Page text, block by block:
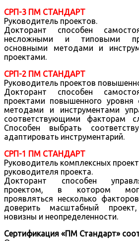
СРП-3 ПМ СТАНДАРТ
Руководитель проектов.
Докторант способен
несложными и типовыми
основными методами и
проектами.
СРП-2 ПМ СТАНДАРТ
Руководитель проектов
Докторант способен
проектами повышенного уровня
методами и инструментами
соответствующими факторам
Способен выбрать
адаптировать инструментарий.
СРП-1 ПМ СТАНДАРТ
Руководитель комплексных
руководителя проекта.
Докторант способен
проектом, в котором
проявляться несколько
доверить масштабный
новизны и неопределенности.
Сертификация «ПМ Стандарт»